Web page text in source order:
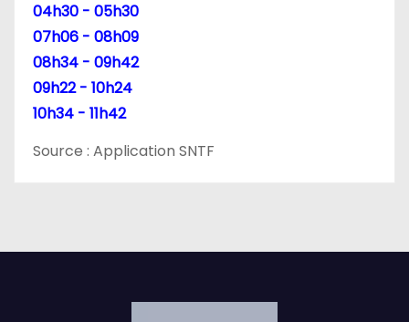
c
e
04h30 - 05h30
07h06 - 08h09
08h34 - 09h42
09h22 - 10h24
10h34 - 11h42
Source : Application SNTF